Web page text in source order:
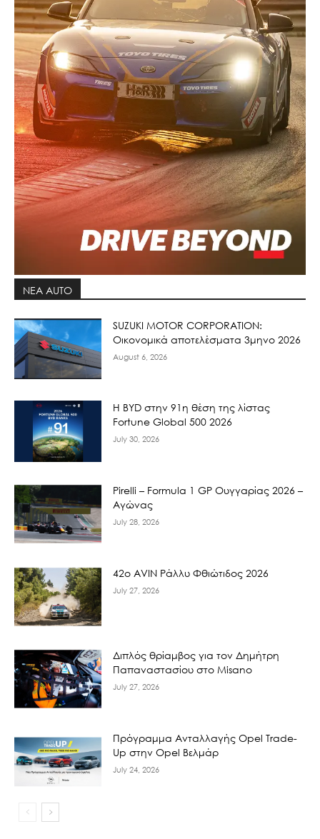
ΝΕΑ AUTO
SUZUKI MOTOR CORPORATION:
Οικονομικά αποτελέσματα 3μηνο 2026
August 6, 2026
Η BYD στην 91η θέση της λίστας
Fortune Global 500 2026
July 30, 2026
Pirelli – Formula 1 GP Ουγγαρίας 2026 –
Αγώνας
July 28, 2026
42ο AVIN Ράλλυ Φθιώτιδος 2026
July 27, 2026
Διπλός θρίαμβος για τον Δημήτρη
Παπαναστασίου στο Misano
July 27, 2026
Πρόγραμμα Ανταλλαγής Opel Trade-
Up στην Opel Βελμάρ
July 24, 2026